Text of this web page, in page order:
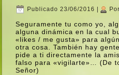
Publicado 23/06/2016 Por
Seguramente tu como yo,
alguna dinámica en la cual
«likes / me gusta» para
otra cosa. También hay
pide a ti directamente la
falso para «vigilarte»… (De
Señor)